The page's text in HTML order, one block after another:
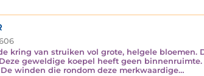
kring van struiken vol grote, helgele bloemen.
geweldige koepel heeft geen
winden die rondom deze merkwaardige…